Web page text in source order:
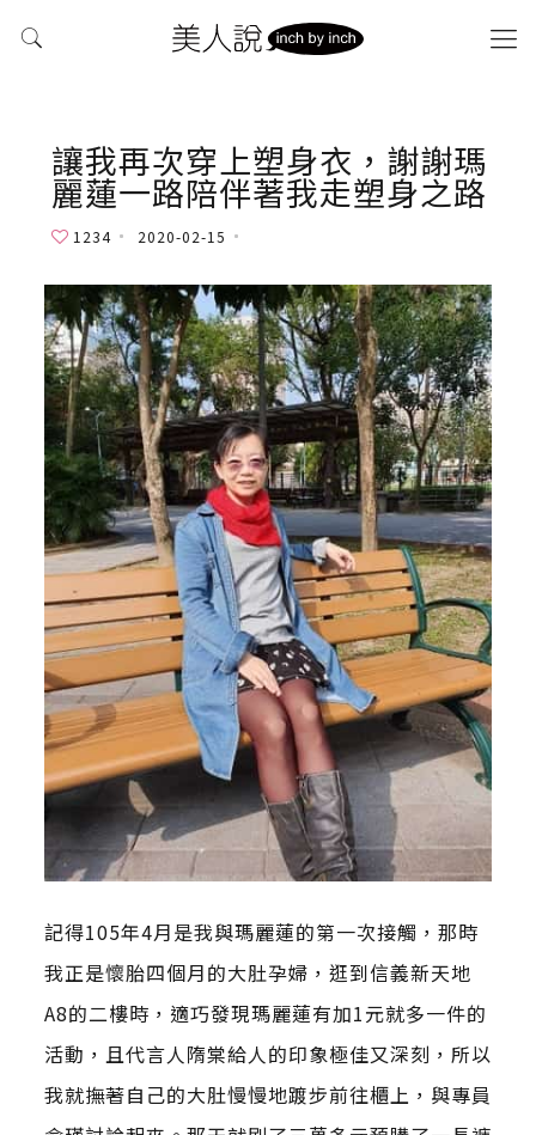
讓我再次穿上塑身衣，謝謝瑪
麗蓮一路陪伴著我走塑身之路
1234 2020-02-15
記得105年4月是我與瑪麗蓮的第一次接觸，那時
我正是懷胎四個月的大肚孕婦，逛到信義新天地
A8的二樓時，適巧發現瑪麗蓮有加1元就多一件的
活動，且代言人隋棠給人的印象極佳又深刻，所以
我就撫著自己的大肚慢慢地踱步前往櫃上，與專員